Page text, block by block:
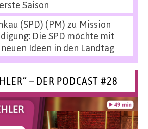
Saison
(SPD) (PM) zu Mission
Die SPD möchte mit
Ideen in den Landtag
– DER PODCAST #28